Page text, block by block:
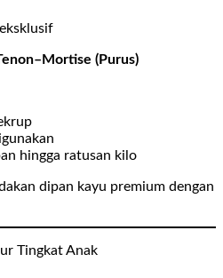
(Purus)
hingga ratusan kilo
dipan kayu premium dengan